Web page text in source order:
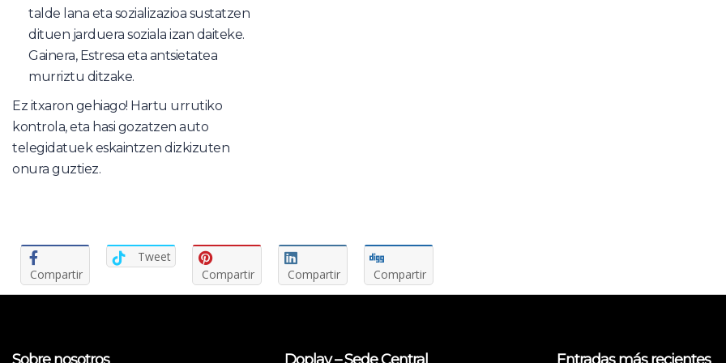
talde lana eta sozializazioa sustatzen
dituen jarduera soziala izan daiteke.
Gainera, Estresa eta antsietatea
murriztu ditzake.
Ez itxaron gehiago! Hartu urrutiko
kontrola, eta hasi gozatzen auto
telegidatuek eskaintzen dizkizuten
onura guztiez.
Compartir
Tweet
Compartir
Compartir Compartir
Sobre nosotros Doplay – Sede Central Entradas más recientes